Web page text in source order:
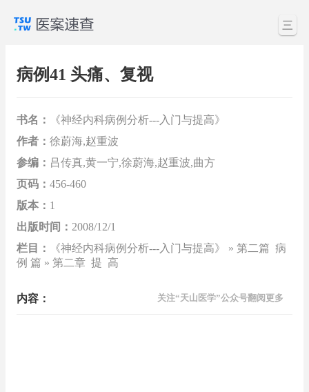
三
病例41 头痛、复视
书名：
《神经内科病例分析---入门与提高》
作者： 徐蔚海,赵重波
参编： 吕传真,黄一宁,徐蔚海,赵重波,曲方
页码： 456-460
版本： 1
出版时间： 2008/12/1
栏目：
《神经内科病例分析---入门与提高》 » 第二篇 病
例 篇 » 第二章 提 高
内容： 关注“天山医学”公众号翻阅更多